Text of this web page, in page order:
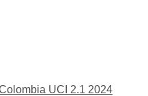
UCI 2.1 2024